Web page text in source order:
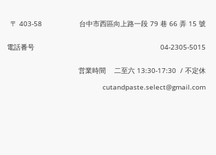
〒 403-58 台中市西區向上路一段 79 巷 66 弄 15 號
電話番号 04-2305-5015
営業時間 二至六 13:30-17:30 / 不定休
cutandpaste.select@gmail.com